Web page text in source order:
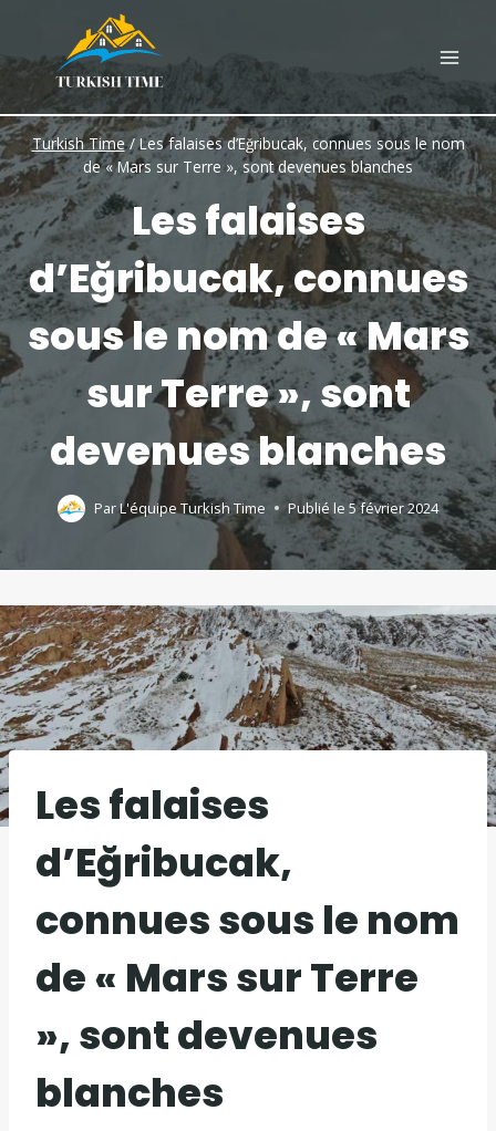
content
Turkish Time/Les falaises d’Eğribucak, connues sous le nom
de « Mars sur Terre », sont devenues blanches
Les falaises
d’Eğribucak, connues
sous le nom de « Mars
sur Terre », sont
devenues blanches
ParL'équipe Turkish Time Publié le 5 février 2024
Les falaises
d’Eğribucak,
connues sous le nom
de « Mars sur Terre
», sont devenues
blanches